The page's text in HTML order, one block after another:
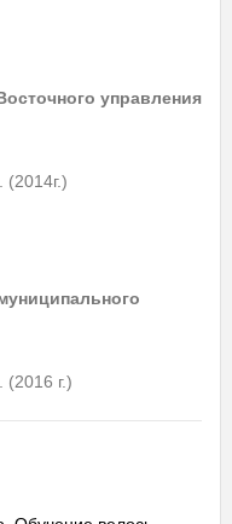
управления
2014г.)
(2013г.)
г.)